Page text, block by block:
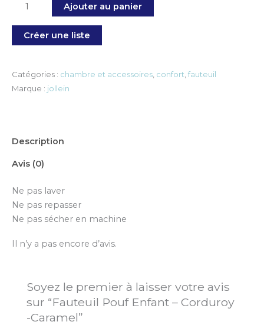
Ajouter au panier
Créer une liste
Catégories : chambre et accessoires confort fauteuil
Marque : jollein
Description
Avis (0)
Ne pas laver
Ne pas repasser
Ne pas sécher en machine
Il n’y a pas encore d’avis.
Soyez le premier à laisser votre avis
sur “Fauteuil Pouf Enfant – Corduroy
-Caramel”